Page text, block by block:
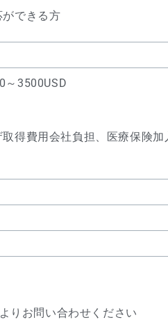
ができる方
～3500USD
得費用会社負担、医療保険
りお問い合わせください